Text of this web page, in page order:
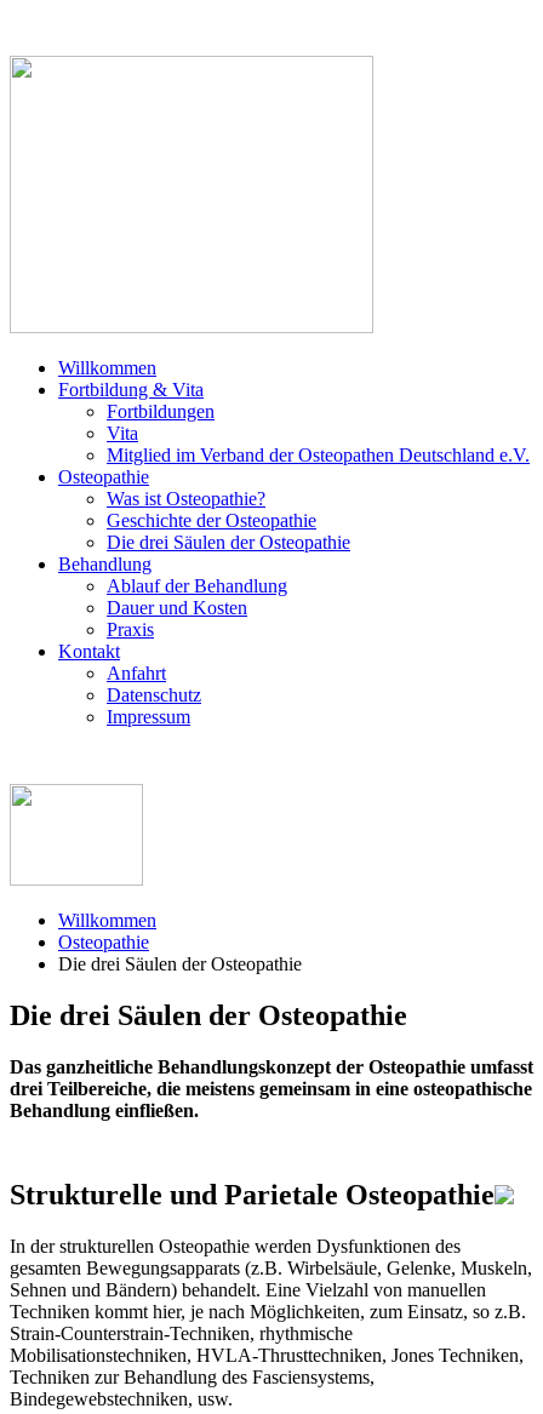
Willkommen
Fortbildung & Vita
Fortbildungen
Vita
Mitglied im Verband der Osteopathen Deutschland e.V.
Osteopathie
Was ist Osteopathie?
Geschichte der Osteopathie
Die drei Säulen der Osteopathie
Behandlung
Ablauf der Behandlung
Dauer und Kosten
Praxis
Kontakt
Anfahrt
Datenschutz
Impressum
Willkommen
Osteopathie
Die drei Säulen der Osteopathie
Die drei Säulen der Osteopathie
Das ganzheitliche Behandlungskonzept der Osteopathie umfasst
drei Teilbereiche, die meistens gemeinsam in eine osteopathische
Behandlung einfließen.
Strukturelle und Parietale Osteopathie
In der strukturellen Osteopathie werden Dysfunktionen des
gesamten Bewegungsapparats (z.B. Wirbelsäule, Gelenke, Muskeln,
Sehnen und Bändern) behandelt. Eine Vielzahl von manuellen
Techniken kommt hier, je nach Möglichkeiten, zum Einsatz, so z.B.
Strain-Counterstrain-Techniken, rhythmische
Mobilisationstechniken, HVLA-Thrusttechniken, Jones Techniken,
Techniken zur Behandlung des Fasciensystems,
Bindegewebstechniken, usw.